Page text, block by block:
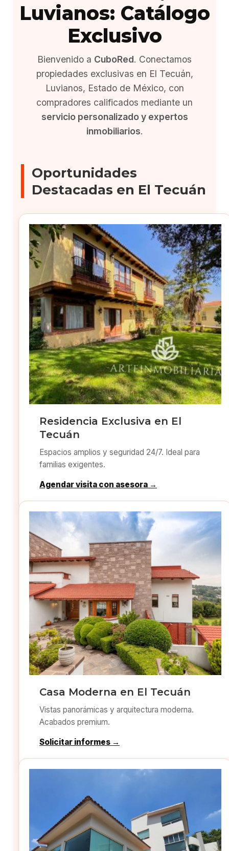
Luvianos: Catálogo
Exclusivo
Bienvenido a CuboRed. Conectamos
propiedades exclusivas en El Tecuán,
Luvianos, Estado de México, con
compradores calificados mediante un
servicio personalizado y expertos
inmobiliarios.
Oportunidades
Destacadas en El Tecuán
Residencia Exclusiva en El
Tecuán
Espacios amplios y seguridad 24/7. Ideal para
familias exigentes.
Agendar visita con asesora →
Casa Moderna en El Tecuán
Vistas panorámicas y arquitectura moderna.
Acabados premium.
Solicitar informes →